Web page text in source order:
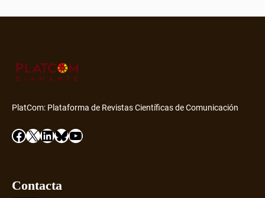
PlatCom: Plataforma de Revistas Científicas de Comunicación
Facebook X LinkedIn Bluesky YouTube
Contacta